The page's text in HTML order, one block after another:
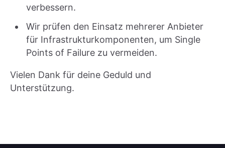
verbessern.
Wir prüfen den Einsatz mehrerer Anbieter
für Infrastrukturkomponenten, um Single
Points of Failure zu vermeiden.
Vielen Dank für deine Geduld und
Unterstützung.